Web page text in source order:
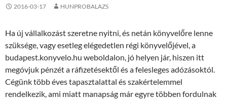
2016-03-17 HUNPROBALAZS
Ha új vállalkozást szeretne nyitni, és netán könyvelőre lenne
szüksége, vagy esetleg elégedetlen régi könyvelőjével, a
budapest.konyvelo.hu weboldalon, jó helyen jár, hiszen itt
megóvjuk pénzét a ráfizetésektől és a felesleges adózásoktól.
Cégünk több éves tapasztalattal és szakértelemmel
rendelkezik, ami miatt manapság már egyre többen fordulnak